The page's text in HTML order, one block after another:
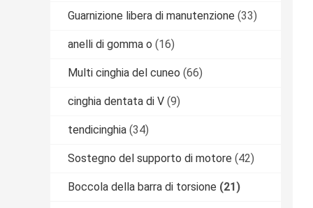
Guarnizione libera di manutenzione (33)
anelli di gomma o (16)
Multi cinghia del cuneo (66)
cinghia dentata di V (9)
tendicinghia (34)
Sostegno del supporto di motore (42)
Boccola della barra di torsione (21)